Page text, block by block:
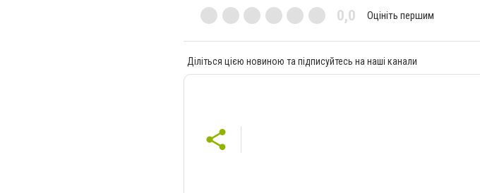
0,0 Оцініть першим
Діліться цією новиною та підписуйтесь на наші канали